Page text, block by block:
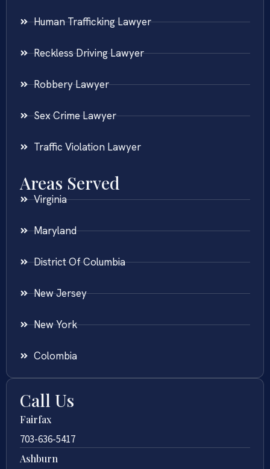
Human Trafficking Lawyer
Reckless Driving Lawyer
Robbery Lawyer
Sex Crime Lawyer
Traffic Violation Lawyer
Areas Served
Virginia
Maryland
District Of Columbia
New Jersey
New York
Colombia
Call Us
Fairfax
703-636-5417
Ashburn